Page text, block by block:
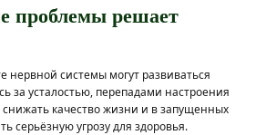
проблемы решает
нервной системы могут развиваться
за усталостью, перепадами настроения
качество жизни и в запущенных
серьёзную угрозу для здоровья.